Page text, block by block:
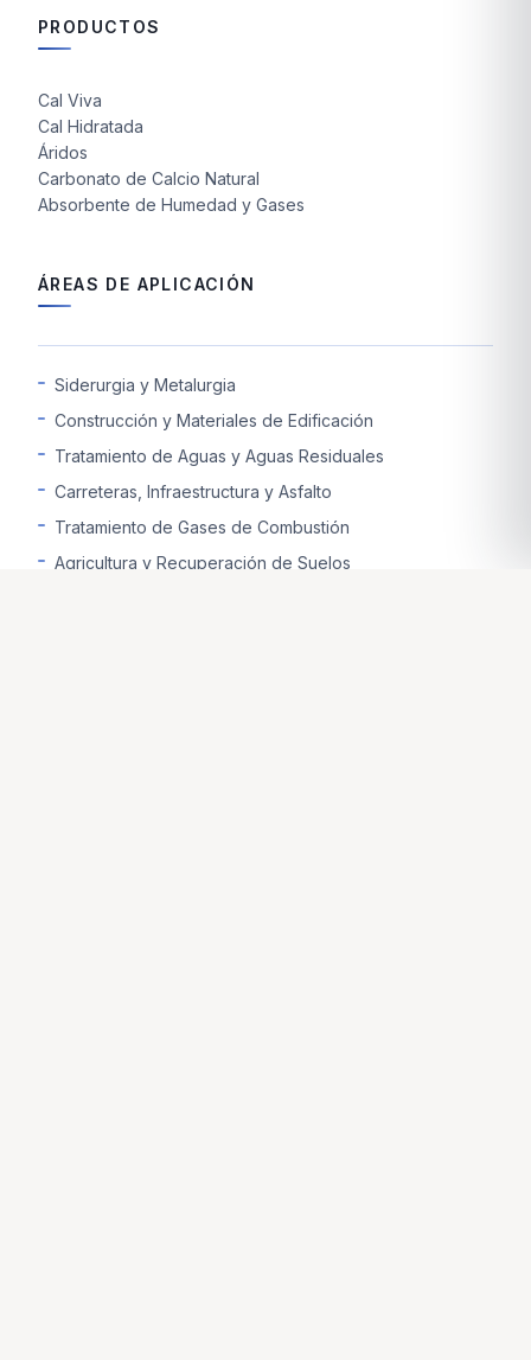
PRODUCTOS
Cal Viva
Cal Hidratada
Áridos
Carbonato de Calcio Natural
Absorbente de Humedad y Gases
ÁREAS DE APLICACIÓN
Siderurgia y Metalurgia
Construcción y Materiales de Edificación
Tratamiento de Aguas y Aguas Residuales
Carreteras, Infraestructura y Asfalto
Tratamiento de Gases de Combustión
Agricultura y Recuperación de Suelos